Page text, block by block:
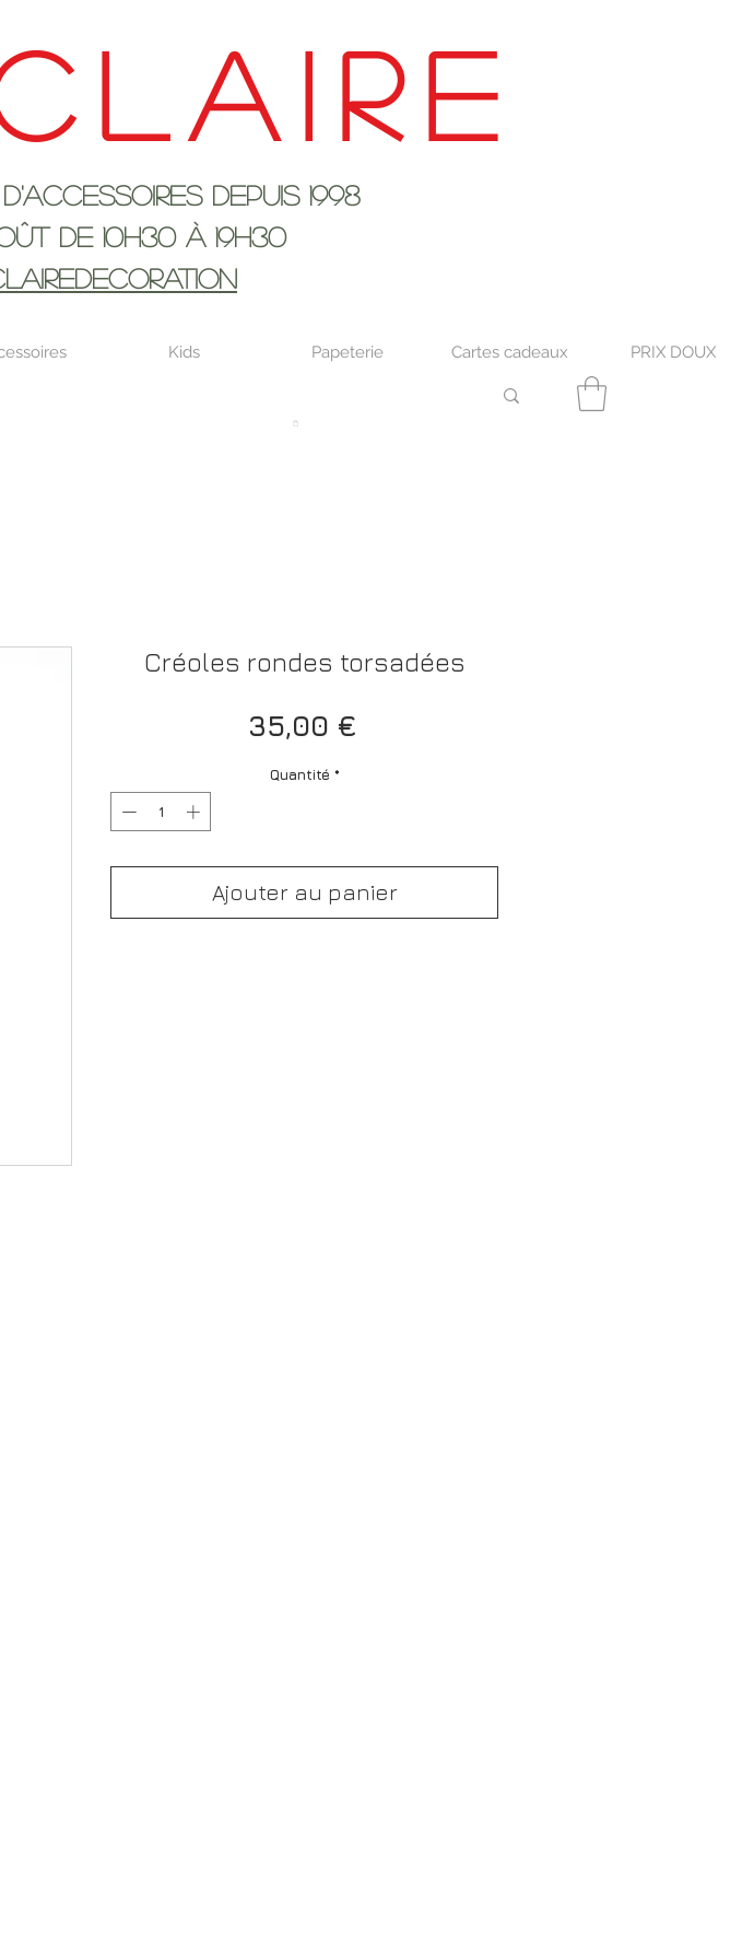
depuis 1998
10h30 à 19H30
Kids Papeterie Cartes cadeaux PRIX DOUX
Créoles rondes torsadées
35,00 €Prix
Quantité *
Ajouter au panier